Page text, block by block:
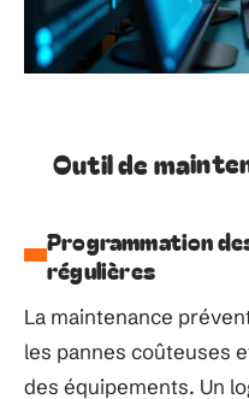
Outil de
Programmation
régulières
La maintenance
les pannes coûteuses
des équipements. Un